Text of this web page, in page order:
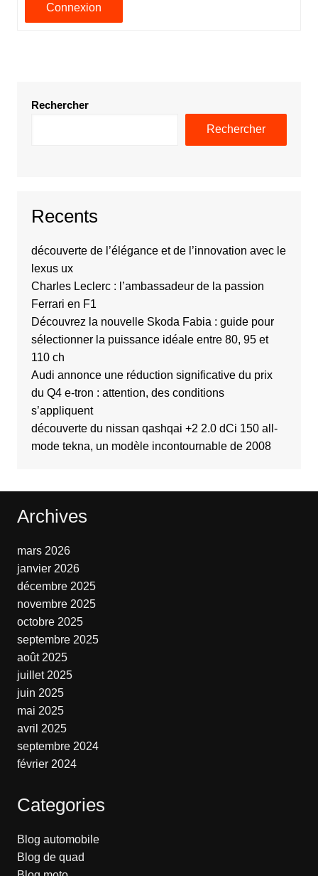
Connexion
Rechercher
Rechercher
Recents
découverte de l’élégance et de l’innovation avec le
lexus ux
Charles Leclerc : l’ambassadeur de la passion
Ferrari en F1
Découvrez la nouvelle Skoda Fabia : guide pour
sélectionner la puissance idéale entre 80, 95 et
110 ch
Audi annonce une réduction significative du prix
du Q4 e-tron : attention, des conditions
s’appliquent
découverte du nissan qashqai +2 2.0 dCi 150 all-
mode tekna, un modèle incontournable de 2008
Archives
mars 2026
janvier 2026
décembre 2025
novembre 2025
octobre 2025
septembre 2025
août 2025
juillet 2025
juin 2025
mai 2025
avril 2025
septembre 2024
février 2024
Categories
Blog automobile
Blog de quad